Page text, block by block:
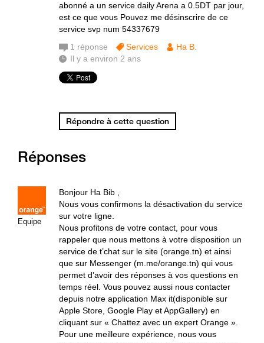
abonné a un service daily Arena a 0.5DT par jour,
est ce que vous Pouvez me désinscrire de ce
service svp num 54337679
1 réponse Services
Ha B.
Il y a environ 2 ans
Répondre à cette question
Réponses
Equipe
Bonjour Ha Bib ,
Nous vous confirmons la désactivation du service
sur votre ligne.
Nous profitons de votre contact, pour vous
rappeler que nous mettons à votre disposition un
service de t’chat sur le site (orange.tn) et ainsi
que sur Messenger (m.me/orange.tn) qui vous
permet d’avoir des réponses à vos questions en
temps réel. Vous pouvez aussi nous contacter
depuis notre application Max it(disponible sur
Apple Store, Google Play et AppGallery) en
cliquant sur « Chattez avec un expert Orange ».
Pour une meilleure expérience, nous vous